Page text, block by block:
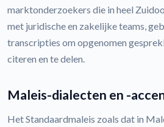
marktonderzoekers die in heel
met juridische en zakelijke teams,
transcripties om opgenomen
citeren en te delen.
Maleis-dialecten en -
Het Standaardmaleis zoals dat in